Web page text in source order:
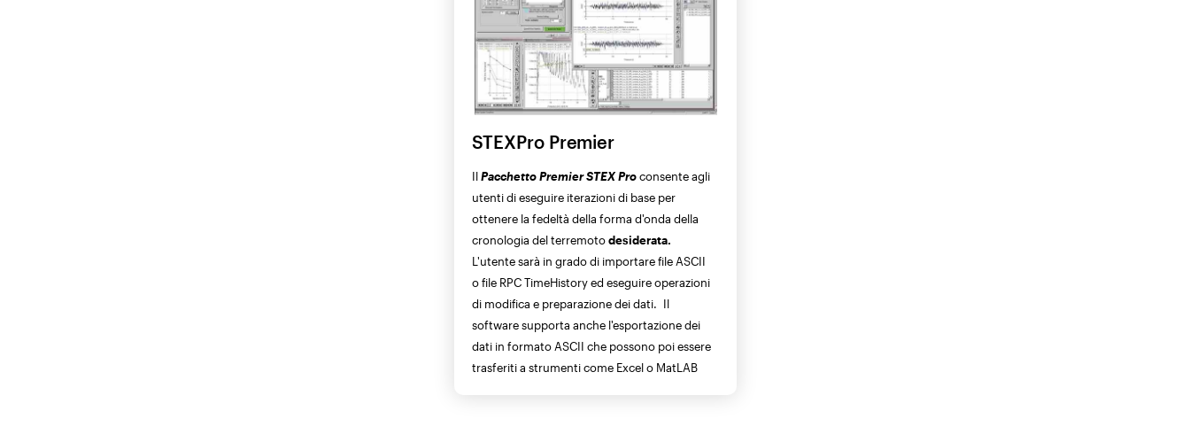
STEXPro Premier
IlPacchetto Premier STEX Proconsente agli
utenti di eseguire iterazioni di base per
ottenere la fedeltà della forma d'onda della
cronologia del terremotodesiderata.
L'utente sarà in grado di importare file ASCII
o file RPC TimeHistory ed eseguire operazioni
di modifica e preparazione dei dati. Il
software supporta anche l'esportazione dei
dati in formato ASCII che possono poi essere
trasferiti a strumenti come Excel o MatLAB